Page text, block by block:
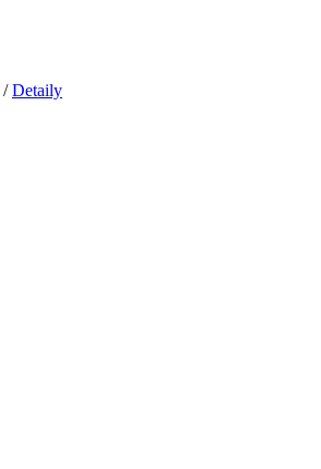
/ Detaily